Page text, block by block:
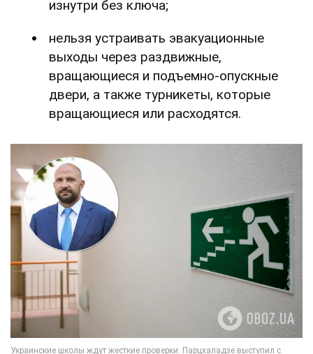
изнутри без ключа;
нельзя устраивать эвакуационные
выходы через раздвижные,
вращающиеся и подъемно-опускные
двери, а также турникеты, которые
вращающиеся или расходятся.